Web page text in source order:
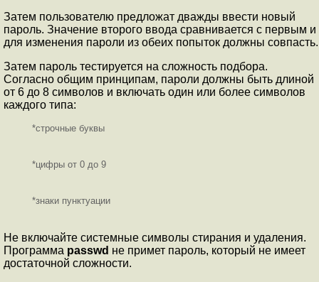
Затем пользователю предложат дважды ввести новый
пароль. Значение второго ввода сравнивается с первым и
для изменения пароли из обеих попыток должны совпасть.
Затем пароль тестируется на сложность подбора.
Согласно общим принципам, пароли должны быть длиной
от 6 до 8 символов и включать один или более символов
каждого типа:
*строчные буквы
*цифры от 0 до 9
*знаки пунктуации
Не включайте системные символы стирания и удаления.
Программа passwd не примет пароль, который не имеет
достаточной сложности.